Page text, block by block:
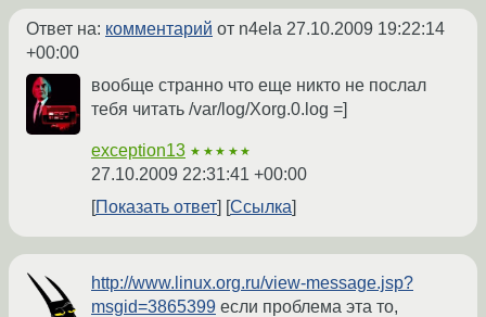
Ответ на: комментарий от n4ela 27.10.2009 19:22:14
+00:00
вообще странно что еще никто не послал
тебя читать /var/log/Xorg.0.log =]
exception13 ★★★★★
27.10.2009 22:31:41 +00:00
Показать ответ
Ссылка
http://www.linux.org.ru/view-message.jsp?
msgid=3865399 если проблема эта то,